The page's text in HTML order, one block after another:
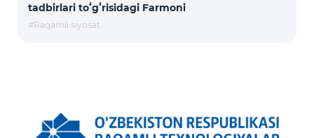
tadbirlari toʻgʻrisidagi Farmoni
#Raqamli siyosat